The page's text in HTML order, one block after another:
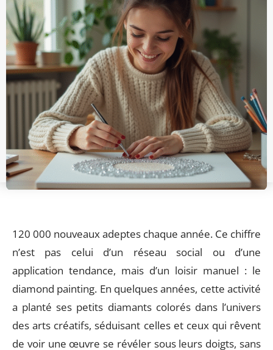
120 000 nouveaux adeptes chaque année. Ce chiffre
n’est pas celui d’un réseau social ou d’une
application tendance, mais d’un loisir manuel : le
diamond painting. En quelques années, cette activité
a planté ses petits diamants colorés dans l’univers
des arts créatifs, séduisant celles et ceux qui rêvent
de voir une œuvre se révéler sous leurs doigts, sans